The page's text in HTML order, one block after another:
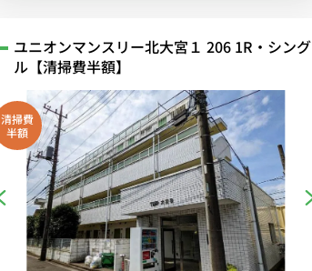
ユニオンマンスリー北大宮１ 206 1R・シング
ル【清掃費半額】
清掃費
半額